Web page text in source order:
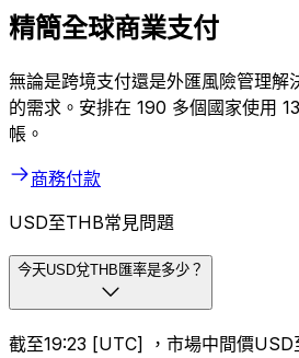
精簡全球商業支付
無論是跨境支付還是外匯風險管理解
的需求。安排在 190 多個國家使用
帳。
商務付款
USD至THB常見問題
今天USD兌THB匯率是多少？
截至19:23 [UTC] ，市場中間價